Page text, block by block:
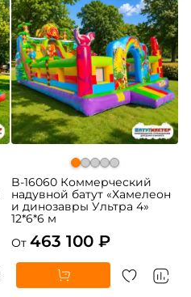
B-16060 Коммерческий
надувной батут «Хамелеон
и динозавры Ультра 4»
12*6*6 м
От 463 100 ₽